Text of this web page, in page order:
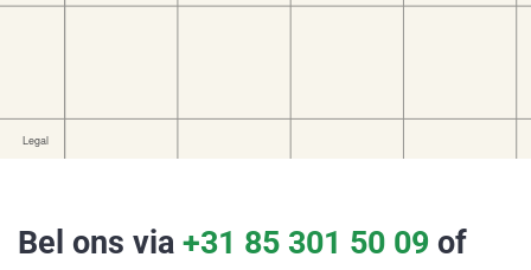
Bel ons via +31 85 301 50 09 of